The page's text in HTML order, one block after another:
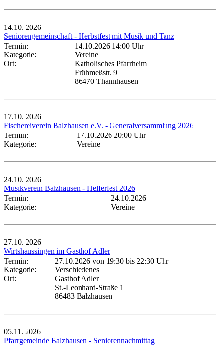
14.10. 2026
Seniorengemeinschaft - Herbstfest mit Musik und Tanz
Termin:
14.10.2026 14:00 Uhr
Kategorie:
Vereine
Ort:
Katholisches Pfarrheim
Frühmeßstr. 9
86470 Thannhausen
17.10. 2026
Fischereiverein Balzhausen e.V. - Generalversammlung 2026
Termin:
17.10.2026 20:00 Uhr
Kategorie:
Vereine
24.10. 2026
Musikverein Balzhausen - Helferfest 2026
Termin:
24.10.2026
Kategorie:
Vereine
27.10. 2026
Wirtshaussingen im Gasthof Adler
Termin:
27.10.2026 von 19:30 bis 22:30 Uhr
Kategorie:
Verschiedenes
Ort:
Gasthof Adler
St.-Leonhard-Straße 1
86483 Balzhausen
05.11. 2026
Pfarrgemeinde Balzhausen - Seniorennachmittag